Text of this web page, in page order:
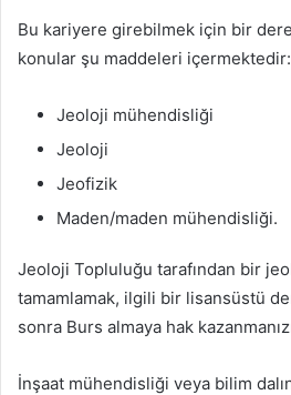
Bu kariyere girebilmek için bir
konular şu maddeleri içermektedir:
Jeoloji mühendisliği
Jeoloji
Jeofizik
Maden/maden mühendisliği.
Jeoloji Topluluğu tarafından bir
tamamlamak, ilgili bir lisansüstü
sonra Burs almaya hak
İnşaat mühendisliği veya bilim